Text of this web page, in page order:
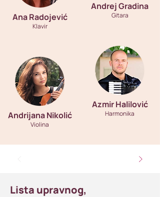
Ana Radojević
Klavir
Andrijana Nikolić
Violina
Andrej Gradina
Gitara
Azmir Halilović
Harmonika
Lista upravnog,